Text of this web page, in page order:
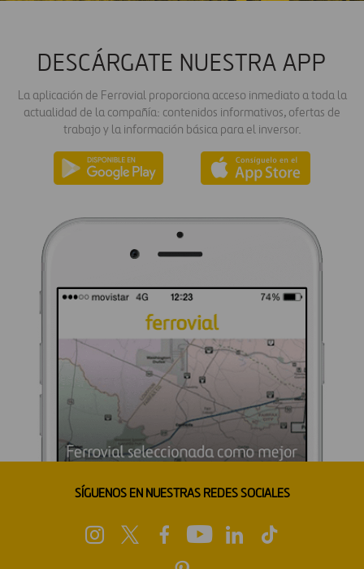
DESCÁRGATE NUESTRA APP
La aplicación de Ferrovial proporciona acceso inmediato a toda la
actualidad de la compañía: contenidos informativos, ofertas de
trabajo y la información básica para el inversor.
SÍGUENOS EN NUESTRAS REDES SOCIALES